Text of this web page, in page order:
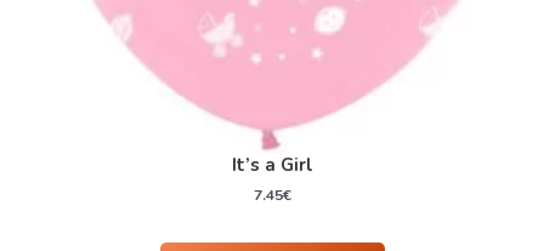
It’s a Girl
7.45€